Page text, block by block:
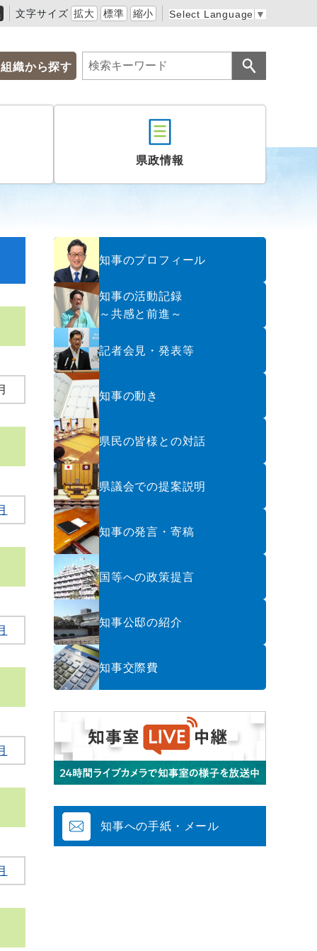
文字サイズ 拡大 標準 縮小 Select Language ▼
組織から探す
県政情報
知事のプロフィール
知事の活動記録
～共感と前進～
記者会見・発表等
知事の動き
県民の皆様との対話
県議会での提案説明
知事の発言・寄稿
国等への政策提言
知事公邸の紹介
知事交際費
知事への手紙・メール